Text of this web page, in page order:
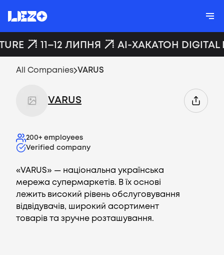
11–12 ЛИПНЯ AI-ХАКАТОН DIGITAL
All Companies VARUS
VARUS
200+ employees
Verified company
«VARUS» — національна українська
мережа супермаркетів. В їх основі
лежить високий рівень обслуговування
відвідувачів, широкий асортимент
товарів та зручне розташування.